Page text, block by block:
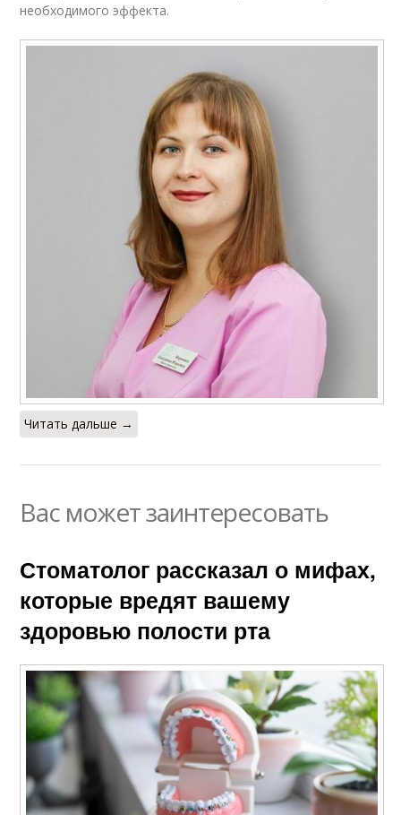
необходимого эффекта.
Читать дальше →
Вас может заинтересовать
Стоматолог рассказал о мифах,
которые вредят вашему
здоровью полости рта